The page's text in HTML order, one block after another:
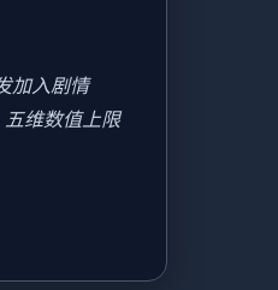
加入剧情
维数值上限